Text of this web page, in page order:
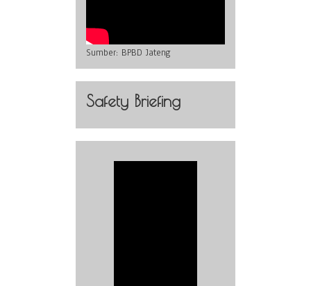
Sumber: BPBD Jateng
Safety Briefing